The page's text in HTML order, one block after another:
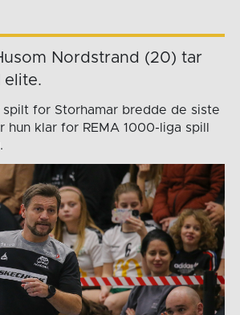
Nordstrand (20) tar
spilt for Storhamar bredde de siste
hun klar for REMA 1000-liga spill